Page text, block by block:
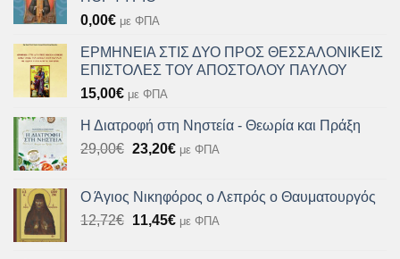
0,00€ με ΦΠΑ
ΕΡΜΗΝΕΙΑ ΣΤΙΣ ΔΥΟ ΠΡΟΣ ΘΕΣΣΑΛΟΝΙΚΕΙΣ
ΕΠΙΣΤΟΛΕΣ ΤΟΥ ΑΠΟΣΤΟΛΟΥ ΠΑΥΛΟΥ
15,00€ με ΦΠΑ
Η Διατροφή στη Νηστεία - Θεωρία και Πράξη
29,00€ Original
29,00€.
23,20€Η
είναι:
23,20€.
με ΦΠΑ
Ο Άγιος Νικηφόρος ο Λεπρός ο Θαυματουργός
12,72€ Original
11,45€Ημε ΦΠΑ